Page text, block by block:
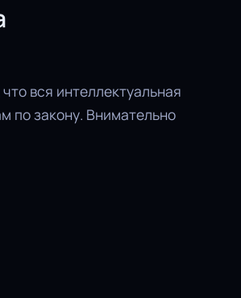
вся интеллектуальная
по закону. Внимательно